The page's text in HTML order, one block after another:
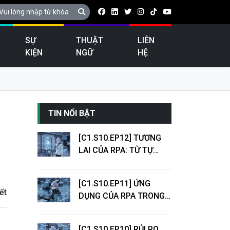
SỰ
KIỆN
THUẬT
NGỮ
LIÊN
HỆ
TIN NỔI BẬT
[C1.S10.EP12] TƯƠNG
LAI CỦA RPA: TỪ TỰ
AUTOMATION
[C1.S10.EP11] ỨNG
DỤNG CỦA RPA TRONG